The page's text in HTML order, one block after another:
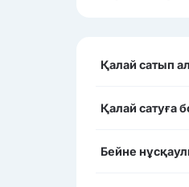
Қалай сатып
Қалай сатуға
Бейне